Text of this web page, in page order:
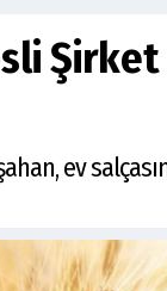
Şirket
ev